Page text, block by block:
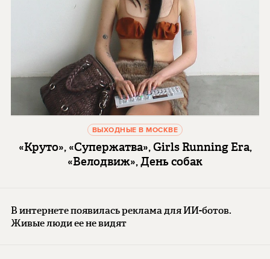
ВЫХОДНЫЕ В МОСКВЕ
«Круто», «Супержатва», Girls Running Era,
«Велодвиж», День собак
В интернете появилась реклама для ИИ-ботов.
Живые люди ее не видят